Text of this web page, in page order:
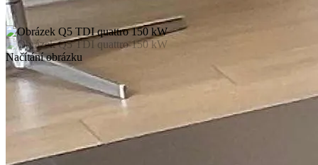
Načítání obrázku